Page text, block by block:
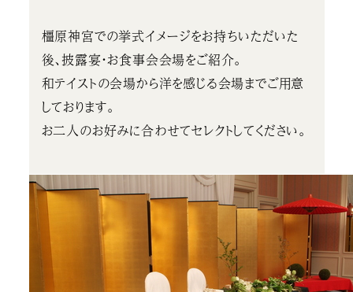
橿原神宮での挙式イメージをお持ちいただいた
後、披露宴・お食事会会場をご紹介。
和テイストの会場から洋を感じる会場までご用意
しております。
お二人のお好みに合わせてセレクトしてください。